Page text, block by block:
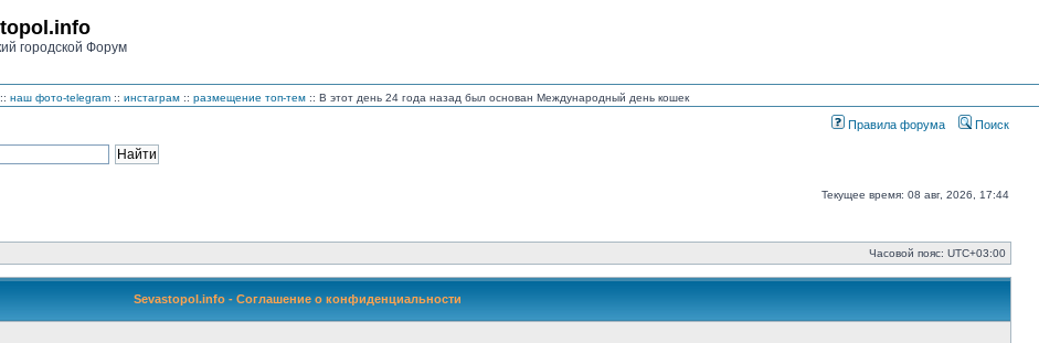
городской Форум
:: наш фото-telegram :: инстаграм :: размещение топ-тем :: В этот день 24 года назад был основан Международный день кошек
Правила форума Поиск
Текущее время: 08 авг, 2026, 17:44
Часовой пояс: UTC+03:00
Sevastopol.info - Соглашение о конфиденциальности